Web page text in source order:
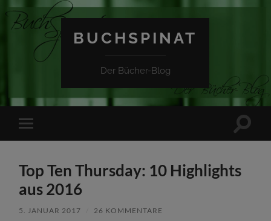
BUCHSPINAT
Der Bücher-Blog
Mobile-
Menü
Top Ten Thursday: 10 Highlights
aus 2016
5. JANUAR 2017 26 KOMMENTARE